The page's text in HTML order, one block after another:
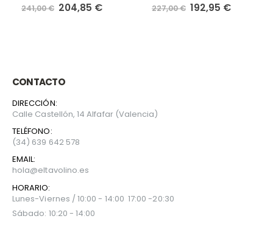
241,00€ El
precio
204,85 €El
227,00€ El
precio
192,95 €El
CONTACTO
DIRECCIÓN:
Calle Castellón, 14 Alfafar (Valencia)
TELÉFONO:
(34) 639 642 578
EMAIL:
hola@eltavolino.es
HORARIO:
Lunes-Viernes / 10:00 - 14:00 17:00 -20:30
Sábado: 10:20 - 14:00